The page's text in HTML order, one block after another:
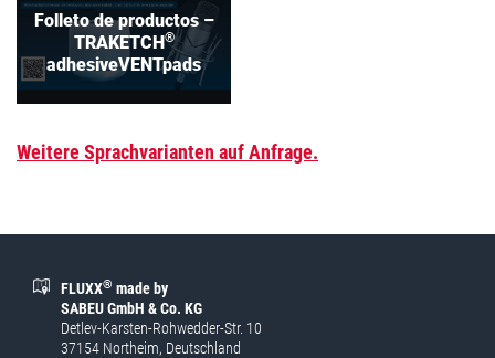
Folleto de productos –
TRAKETCH®
adhesiveVENTpads
Weitere Sprachvarianten auf Anfrage.
FLUXX® made by
SABEU GmbH & Co. KG
Detlev-Karsten-Rohwedder-Str. 10
37154 Northeim, Deutschland